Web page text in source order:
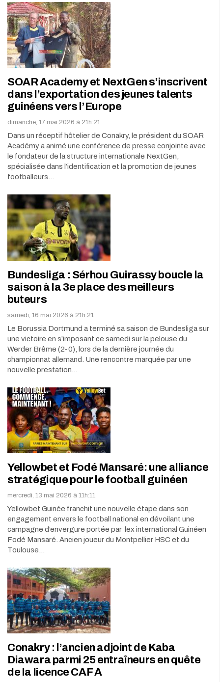
SOAR Academy et NextGen s’inscrivent
dans l’exportation des jeunes talents
guinéens vers l’Europe
dimanche, 17 mai 2026 à 21h:21
Dans un réceptif hôtelier de Conakry, le président du SOAR
Académy a animé une conférence de presse conjointe avec
le fondateur de la structure internationale NextGen,
spécialisée dans l’identification et la promotion de jeunes
footballeurs…
Bundesliga : Sérhou Guirassy boucle la
saison à la 3e place des meilleurs
buteurs
samedi, 16 mai 2026 à 21h:21
Le Borussia Dortmund a terminé sa saison de Bundesliga sur
une victoire en s’imposant ce samedi sur la pelouse du
Werder Brême (2-0), lors de la dernière journée du
championnat allemand. Une rencontre marquée par une
nouvelle prestation…
Yellowbet et Fodé Mansaré: une alliance
stratégique pour le football guinéen
mercredi, 13 mai 2026 à 11h:11
Yellowbet Guinée franchit une nouvelle étape dans son
engagement envers le football national en dévoilant une
campagne d’envergure portée par lex international Guinéen
Fodé Mansaré. Ancien joueur du Montpellier HSC et du
Toulouse…
Conakry : l’ancien adjoint de Kaba
Diawara parmi 25 entraîneurs en quête
de la licence CAF A